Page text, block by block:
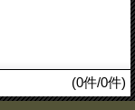
(0件/0件)